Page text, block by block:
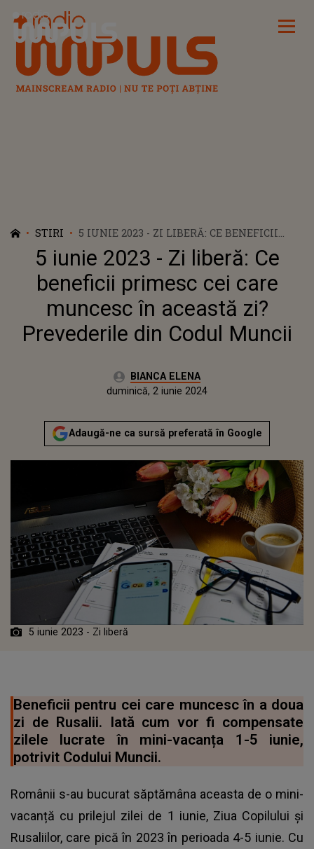
Radio Impuls
STIRI
5 IUNIE 2023 - ZI LIBERĂ: CE BENEFICII
PRIMESC CEI CARE MUNCESC ÎN ACEASTĂ
ZI? PREVEDERILE DIN CODUL MUNCII
5 iunie 2023 - Zi liberă: Ce
beneficii primesc cei care
muncesc în această zi?
Prevederile din Codul Muncii
Autor:BIANCA ELENA
Actualizat:
duminică, 2 iunie 2024
Adaugă-ne ca sursă preferată în Google
5 iunie 2023 - Zi liberă
Beneficii pentru cei care muncesc în a doua
zi de Rusalii. Iată cum vor fi compensate
zilele lucrate în mini-vacanța 1-5 iunie,
potrivit Codului Muncii.
Românii s-au bucurat săptămâna aceasta de o mini-
vacanță cu prilejul zilei de 1 iunie, Ziua Copilului și
Rusaliilor, care pică în 2023 în perioada 4-5 iunie. Cu